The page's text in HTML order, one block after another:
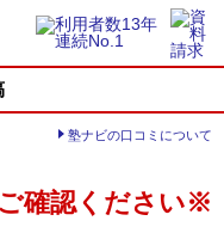
塾ナビの口コミについて
確認ください※